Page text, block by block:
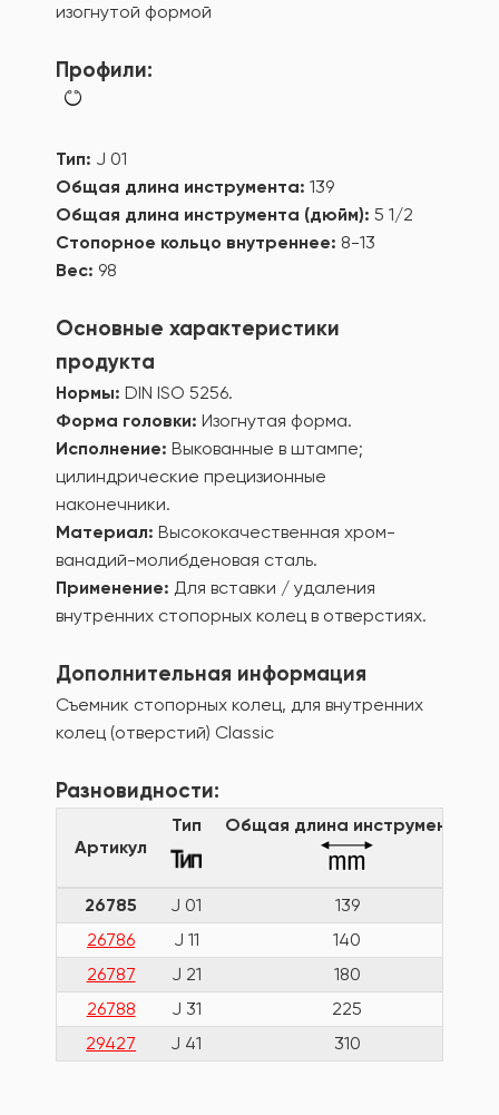
изогнутой формой
Профили:
Тип: J 01
Общая длина инструмента: 139
Общая длина инструмента (дюйм): 5 1/2
Стопорное кольцо внутреннее: 8-13
Вес: 98
Основные характеристики
продукта
Нормы: DIN ISO 5256.
Форма головки: Изогнутая форма.
Исполнение: Выкованные в штампе;
цилиндрические прецизионные
наконечники.
Материал: Высококачественная хром-
ванадий-молибденовая сталь.
Применение: Для вставки / удаления
внутренних стопорных колец в отверстиях.
Дополнительная информация
Съемник стопорных колец, для внутренних
колец (отверстий) Classiс
Разновидности:
Артикул
Тип Общая длина инструмента
26785 J 01
139
26786
J 11
140
26787
J 21
180
26788
J 31
225
29427
J 41 310